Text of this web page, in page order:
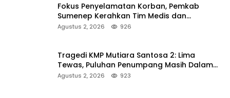
Fokus Penyelamatan Korban, Pemkab
Sumenep Kerahkan Tim Medis dan
Ambulans ke Pelabuhan Kalianget
Agustus 2, 2026 926
Tragedi KMP Mutiara Santosa 2: Lima
Tewas, Puluhan Penumpang Masih Dalam
Pencarian
Agustus 2, 2026 923